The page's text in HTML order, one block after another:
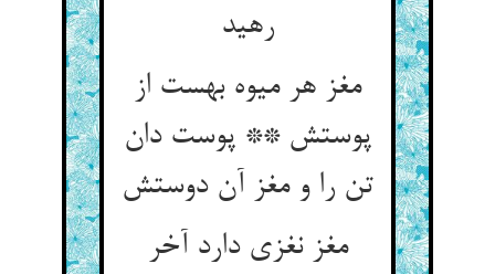
رهید
مغز هر میوه بهست از
پوستش ** پوست دان
تن را و مغز آن دوستش
مغز نغزی دارد آخر